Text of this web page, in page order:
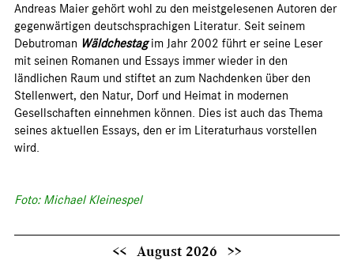
Andreas Maier gehört wohl zu den meistgelesenen Autoren der
gegenwärtigen deutschsprachigen Literatur. Seit seinem
Debutroman Wäldchestagim Jahr 2002 führt er seine Leser
mit seinen Romanen und Essays immer wieder in den
ländlichen Raum und stiftet an zum Nachdenken über den
Stellenwert, den Natur, Dorf und Heimat in modernen
Gesellschaften einnehmen können. Dies ist auch das Thema
seines aktuellen Essays, den er im Literaturhaus vorstellen
wird.
Foto: Michael Kleinespel
<< August 2026 >>